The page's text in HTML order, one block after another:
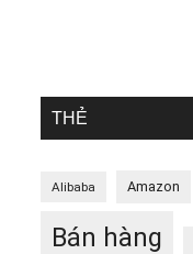
THẺ
Alibaba Amazon
Bán hàng